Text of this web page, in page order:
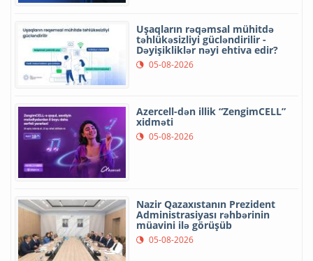
Uşaqların rəqəmsal mühitdə
təhlükəsizliyi gücləndirilir -
Dəyişikliklər nəyi ehtiva edir?
05-08-2026
Azercell-dən illik “ZengimCELL”
xidməti
05-08-2026
Nazir Qazaxıstanın Prezident
Administrasiyası rəhbərinin
müavini ilə görüşüb
05-08-2026